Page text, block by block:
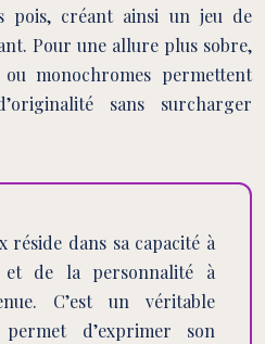
pois, créant ainsi un jeu de
Pour une allure plus sobre,
monochromes permettent
sans surcharger
réside dans sa capacité à
de la personnalité à
C’est un véritable
d’exprimer son